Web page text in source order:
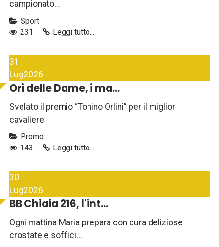
campionato...
Sport
231
Leggi tutto...
31
Lug2026
Ori delle Dame, i ma...
Svelato il premio “Tonino Orlini” per il miglior
cavaliere
Promo
143
Leggi tutto...
30
Lug2026
BB Chiaia 216, l'int...
Ogni mattina Maria prepara con cura deliziose
crostate e soffici...